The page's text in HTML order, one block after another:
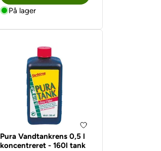
På lager
Pura Vandtankrens 0,5 l
koncentreret - 160l tank